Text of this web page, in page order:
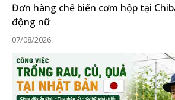
Đơn hàng chế biến cơm hộp tại
động nữ
07/08/2026